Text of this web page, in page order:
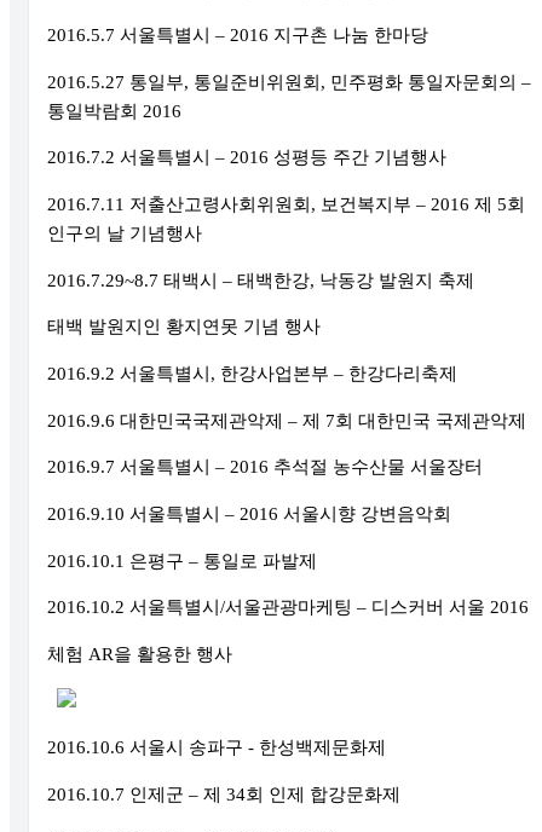
2016.5.7 서울특별시 – 2016 지구촌 나눔 한마당
2016.5.27 통일부, 통일준비위원회 , 민주평화 통일자문회의 –
통일박람회 2016
2016.7.2 서울특별시 – 2016 성평등 주간 기념행사
2016.7.11 저출산고령사회위원회 , 보건복지부 – 2016 제 5회
인구의 날 기념행사
2016.7.29~8.7 태백시 – 태백한강, 낙동강 발원지 축제
태백 발원지인 황지연못 기념 행사
2016.9.2 서울특별시 , 한강사업본부 – 한강다리축제
2016.9.6 대한민국국제관악제 – 제 7회 대한민국 국제관악제
2016.9.7 서울특별시 – 2016 추석절 농수산물 서울장터
2016.9.10 서울특별시 – 2016 서울시향 강변음악회
2016.10.1 은평구 – 통일로 파발제
2016.10.2 서울특별시 /서울관광마케팅 – 디스커버 서울 2016
체험 AR을 활용한 행사
2016.10.6 서울시 송파구 - 한성백제문화제
2016.10.7 인제군 – 제 34회 인제 합강문화제